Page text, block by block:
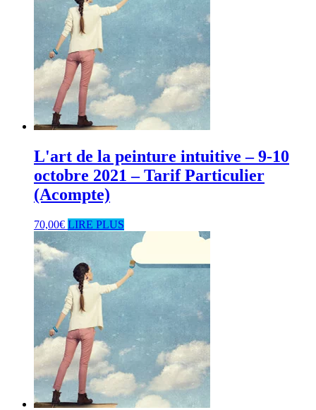
L'art de la peinture intuitive – 9-10
octobre 2021 – Tarif Particulier
(Acompte)
70,00€ LIRE PLUS